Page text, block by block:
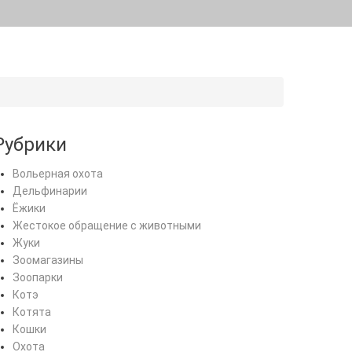
Вольерная охота
Дельфинарии
Ёжики
Жестокое обращение с животными
Жуки
Зоомагазины
Зоопарки
Котэ
Котята
Кошки
Охота